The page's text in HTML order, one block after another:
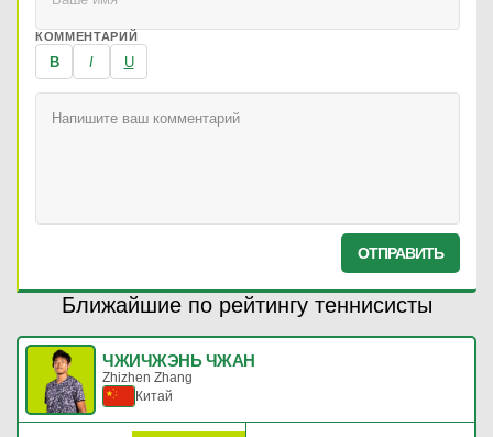
КОММЕНТАРИЙ
B I U
ОТПРАВИТЬ
Ближайшие по рейтингу теннисисты
ЧЖИЧЖЭНЬ ЧЖАН
Zhizhen Zhang
Китай